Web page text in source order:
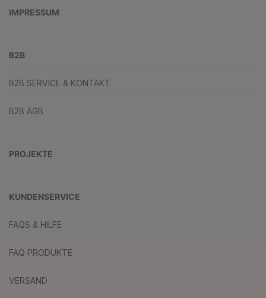
IMPRESSUM
B2B
B2B SERVICE & KONTAKT
B2B AGB
PROJEKTE
KUNDENSERVICE
FAQS & HILFE
FAQ PRODUKTE
VERSAND